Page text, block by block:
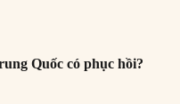
Quốc có phục hồi?